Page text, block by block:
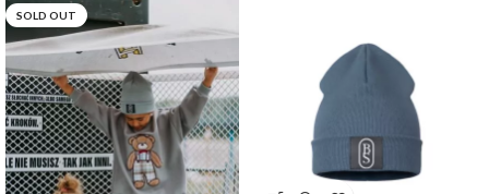
SOLD OUT